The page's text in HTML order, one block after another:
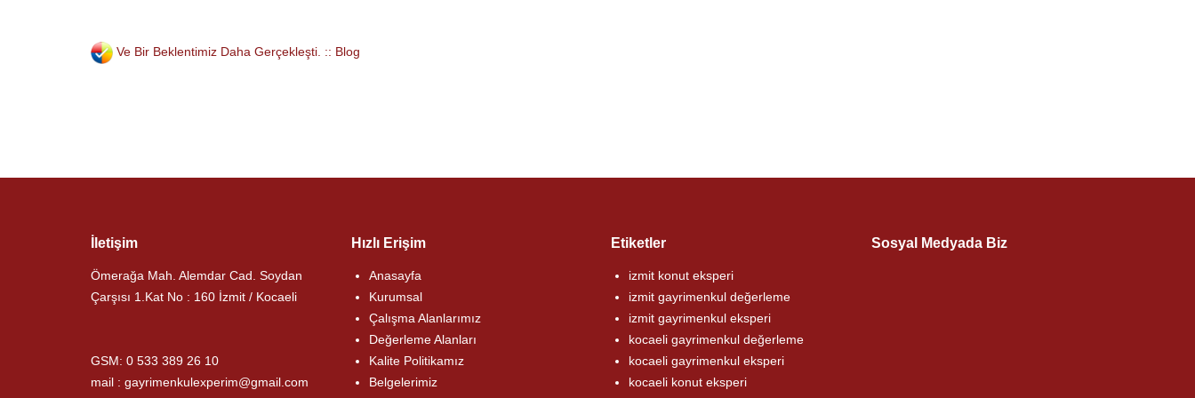
Ve Bir Beklentimiz Daha Gerçekleşti. :: Blog
İletişim
Ömerağa Mah. Alemdar Cad. Soydan
Çarşısı 1.Kat No : 160 İzmit / Kocaeli
GSM: 0 533 389 26 10
mail : gayrimenkulexperim@gmail.com
Hızlı Erişim
Anasayfa
Kurumsal
Çalışma Alanlarımız
Değerleme Alanları
Kalite Politikamız
Belgelerimiz
Etiketler
izmit konut eksperi
izmit gayrimenkul değerleme
izmit gayrimenkul eksperi
kocaeli gayrimenkul değerleme
kocaeli gayrimenkul eksperi
kocaeli konut eksperi
Sosyal Medyada Biz